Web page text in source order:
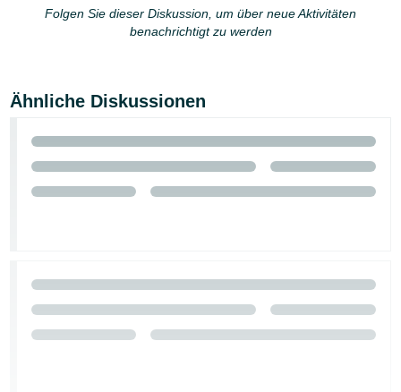
Folgen Sie dieser Diskussion, um über neue Aktivitäten
benachrichtigt zu werden
Ähnliche Diskussionen